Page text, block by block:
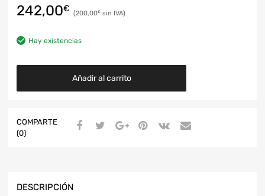
242,00€ 200,00€
Hay existencias
Añadir al carrito
COMPARTE
(0)
DESCRIPCIÓN